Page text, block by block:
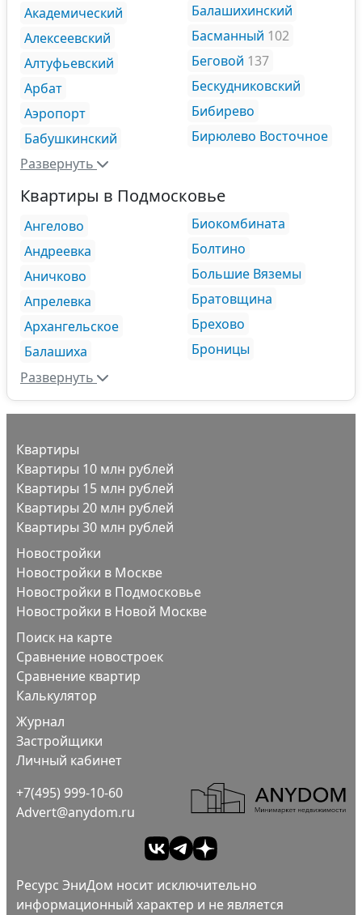
Академический
Алексеевский
Алтуфьевский
Арбат
Аэропорт
Бабушкинский
Балашихинский
Басманный 102
Беговой 137
Бескудниковский
Бибирево
Бирюлево Восточное
Развернуть
Квартиры в Подмосковье
Ангелово
Андреевка
Аничково
Апрелевка
Архангельское
Балашиха
Биокомбината
Болтино
Большие Вяземы
Братовщина
Брехово
Броницы
Развернуть
Квартиры
Квартиры 10 млн рублей
Квартиры 15 млн рублей
Квартиры 20 млн рублей
Квартиры 30 млн рублей
Новостройки
Новостройки в Москве
Новостройки в Подмосковье
Новостройки в Новой Москве
Поиск на карте
Сравнение новостроек
Сравнение квартир
Калькулятор
Журнал
Застройщики
Личный кабинет
+7(495) 999-10-60
Advert@anydom.ru
Ресурс ЭниДом носит исключительно
информационный характер и не является